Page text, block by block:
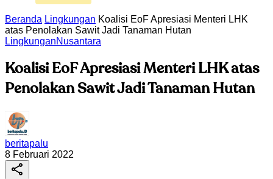
Beranda Lingkungan Koalisi EoF Apresiasi Menteri LHK
atas Penolakan Sawit Jadi Tanaman Hutan
LingkunganNusantara
Koalisi EoF Apresiasi Menteri LHK atas
Penolakan Sawit Jadi Tanaman Hutan
beritapalu
8 Februari 2022